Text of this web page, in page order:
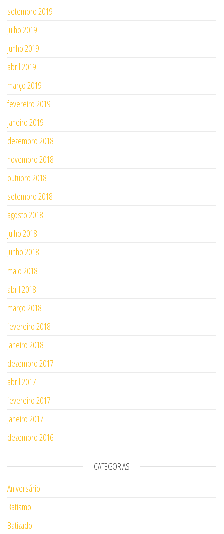
setembro 2019
julho 2019
junho 2019
abril 2019
março 2019
fevereiro 2019
janeiro 2019
dezembro 2018
novembro 2018
outubro 2018
setembro 2018
agosto 2018
julho 2018
junho 2018
maio 2018
abril 2018
março 2018
fevereiro 2018
janeiro 2018
dezembro 2017
abril 2017
fevereiro 2017
janeiro 2017
dezembro 2016
CATEGORIAS
Aniversário
Batismo
Batizado